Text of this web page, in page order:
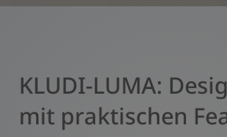
KLUDI-LUMA:
mit praktischen